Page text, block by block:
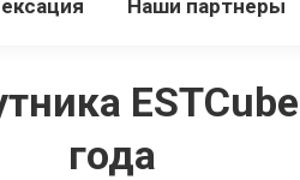
Наши партнеры
года